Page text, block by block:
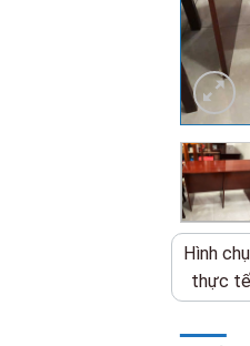
Hình
thực tế